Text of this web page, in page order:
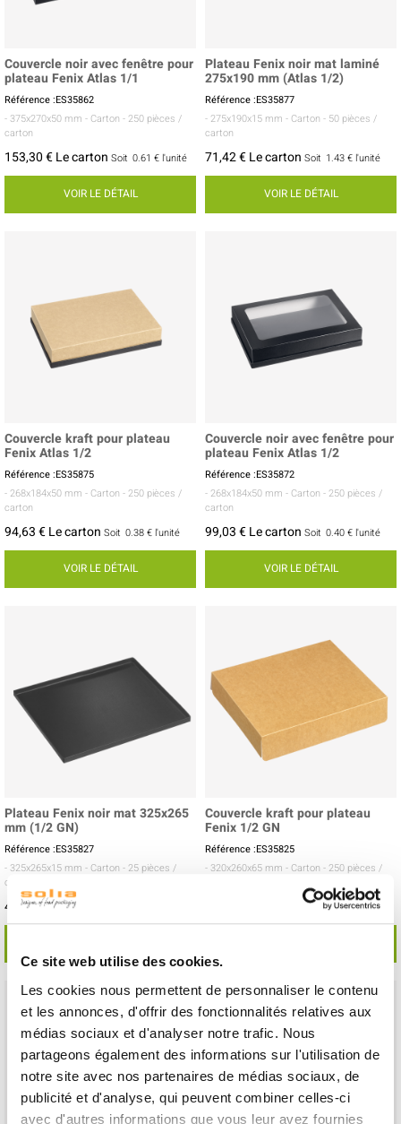
Ce site web utilise des cookies.
Les cookies nous permettent de personnaliser le contenu
et les annonces, d'offrir des fonctionnalités relatives aux
médias sociaux et d'analyser notre trafic. Nous
partageons également des informations sur l'utilisation de
notre site avec nos partenaires de médias sociaux, de
publicité et d'analyse, qui peuvent combiner celles-ci
avec d'autres informations que vous leur avez fournies
Couvercle noir avec fenêtre pour
plateau Fenix Atlas 1/1
Référence :ES35862
- 375x270x50 mm - Carton - 250 pièces /
carton
153,30 € Le carton Soit 0.61 € l'unité
VOIR LE DÉTAIL
Plateau Fenix noir mat laminé
275x190 mm (Atlas 1/2)
Référence :ES35877
- 275x190x15 mm - Carton - 50 pièces /
carton
71,42 € Le carton Soit 1.43 € l'unité
VOIR LE DÉTAIL
Couvercle kraft pour plateau
Fenix Atlas 1/2
Référence :ES35875
- 268x184x50 mm - Carton - 250 pièces /
carton
94,63 € Le carton Soit 0.38 € l'unité
VOIR LE DÉTAIL
Couvercle noir avec fenêtre pour
plateau Fenix Atlas 1/2
Référence :ES35872
- 268x184x50 mm - Carton - 250 pièces /
carton
99,03 € Le carton Soit 0.40 € l'unité
VOIR LE DÉTAIL
Plateau Fenix noir mat 325x265
mm (1/2 GN)
Référence :ES35827
- 325x265x15 mm - Carton - 25 pièces /
carton
46,80 € Le carton
Couvercle kraft pour plateau
Fenix 1/2 GN
Référence :ES35825
- 320x260x65 mm - Carton - 250 pièces /
138,00 € Le cartonSoit 0.55 €l'unité